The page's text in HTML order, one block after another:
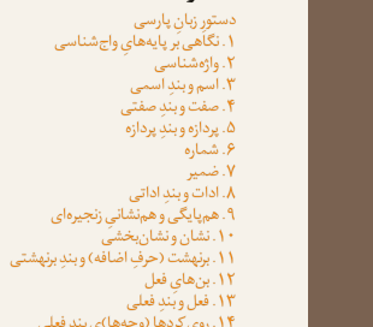
دستورِ زبانِ پارسی
۱. نگاهی بر پایه‌هایِ واج‌شناسی
۲. واژه‌شناسی
۳. اسم و بندِ اسمی
۴. صفت و بندِ صفتی
۵. پردازه و بندِ پردازه
۶. شماره
۷. ضمیر
۸. ادات و بندِ اداتی
۹. هم‌پایگی و هم‌نشانیِ زنجیره‌ای
۱۰. نشان و نشان‌بخشی
۱۱. برنهشت (حرفِ اضافه) و بندِ برنهشتی
۱۲. بن‌هایِ فعل
۱۳. فعل و بندِ فعلی